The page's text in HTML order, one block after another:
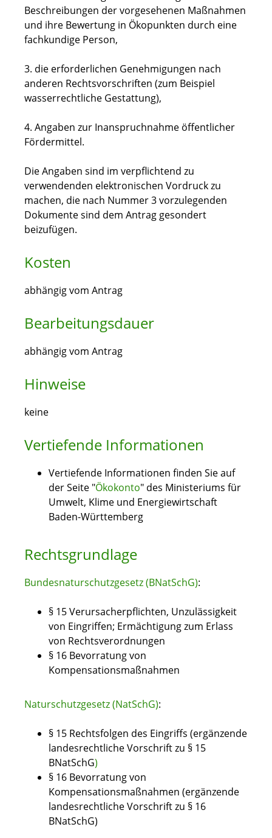
Beschreibungen der vorgesehenen Maßnahmen
und ihre Bewertung in Ökopunkten durch eine
fachkundige Person,
3. die erforderlichen Genehmigungen nach
anderen Rechtsvorschriften (zum Beispiel
wasserrechtliche Gestattung),
4. Angaben zur Inanspruchnahme öffentlicher
Fördermittel.
Die Angaben sind im verpflichtend zu
verwendenden elektronischen Vordruck zu
machen, die nach Nummer 3 vorzulegenden
Dokumente sind dem Antrag gesondert
beizufügen.
Kosten
abhängig vom Antrag
Bearbeitungsdauer
abhängig vom Antrag
Hinweise
keine
Vertiefende Informationen
Vertiefende Informationen finden Sie auf
der Seite "Ökokonto" des Ministeriums für
Umwelt, Klime und Energiewirtschaft
Baden-Württemberg
Rechtsgrundlage
Bundesnaturschutzgesetz (BNatSchG):
§ 15 Verursacherpflichten, Unzulässigkeit
von Eingriffen; Ermächtigung zum Erlass
von Rechtsverordnungen
§ 16 Bevorratung von
Kompensationsmaßnahmen
Naturschutzgesetz (NatSchG):
§ 15 Rechtsfolgen des Eingriffs (ergänzende
landesrechtliche Vorschrift zu § 15
BNatSchG)
§ 16 Bevorratung von
Kompensationsmaßnahmen (ergänzende
landesrechtliche Vorschrift zu § 16
BNatSchG)